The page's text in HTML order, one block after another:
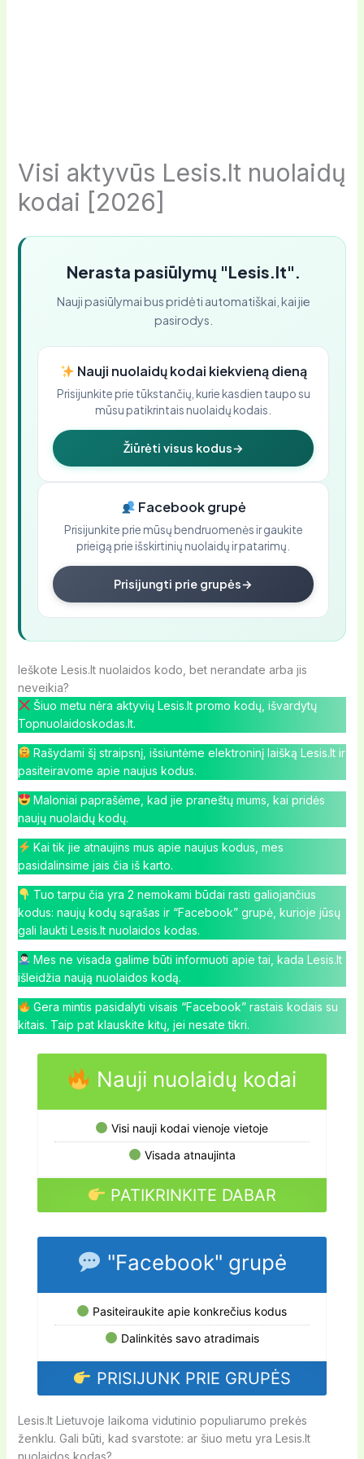
Visi aktyvūs Lesis.lt nuolaidų
kodai [2026]
Nerasta pasiūlymų "Lesis.lt".
Nauji pasiūlymai bus pridėti automatiškai, kai jie
pasirodys.
Nauji nuolaidų kodai kiekvieną dieną
Prisijunkite prie tūkstančių, kurie kasdien taupo su
mūsu patikrintais nuolaidų kodais.
Žiūrėti visus kodus→
Facebook grupė
Prisijunkite prie mūsų bendruomenės ir gaukite
prieigą prie išskirtinių nuolaidų ir patarimų.
Prisijungti prie grupės→
Ieškote Lesis.lt nuolaidos kodo, bet nerandate arba jis
neveikia?
Šiuo metu nėra aktyvių Lesis.lt promo kodų, išvardytų
Topnuolaidoskodas.lt.
Rašydami šį straipsnį, išsiuntėme elektroninį laišką Lesis.lt ir
pasiteiravome apie naujus kodus.
Maloniai paprašėme, kad jie praneštų mums, kai pridės
naujų nuolaidų kodų.
Kai tik jie atnaujins mus apie naujus kodus, mes
pasidalinsime jais čia iš karto.
Tuo tarpu čia yra 2 nemokami būdai rasti galiojančius
kodus: naujų kodų sąrašas ir “Facebook” grupė, kurioje jūsų
gali laukti Lesis.lt nuolaidos kodas.
Mes ne visada galime būti informuoti apie tai, kada Lesis.lt
išleidžia naują nuolaidos kodą.
Gera mintis pasidalyti visais “Facebook” rastais kodais su
kitais. Taip pat klauskite kitų, jei nesate tikri.
Nauji nuolaidų kodai
Visi nauji kodai vienoje vietoje
Visada atnaujinta
PATIKRINKITE DABAR
"Facebook" grupė
Pasiteiraukite apie konkrečius kodus
Dalinkitės savo atradimais
PRISIJUNK PRIE GRUPĖS
Lesis.lt Lietuvoje laikoma vidutinio populiarumo prekės
ženklu. Gali būti, kad svarstote: ar šiuo metu yra Lesis.lt
nuolaidos kodas?